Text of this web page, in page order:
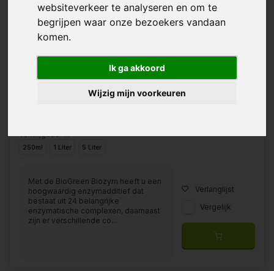
websiteverkeer te analyseren en om te
begrijpen waar onze bezoekers vandaan
komen.
Ik ga akkoord
Wijzig mijn voorkeuren
BioGreen Biozym
250ml 1 Liter 5 Liter
Met de BioGreen Biozym heeft u een
hoogwaardig enzymadditief dat
bestaat uit 24 belangrijke
enzymatische complexen, daarnaast
zijn er verschillende co...
Verlanglijst
Vergelijk